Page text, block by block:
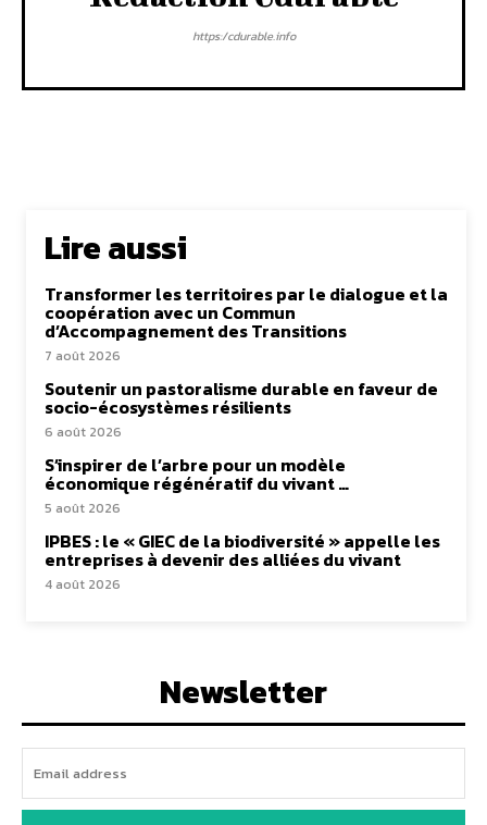
https:/cdurable.info
Lire aussi
Transformer les territoires par le dialogue et la
coopération avec un Commun
d’Accompagnement des Transitions
7 août 2026
Soutenir un pastoralisme durable en faveur de
socio-écosystèmes résilients
6 août 2026
S’inspirer de l’arbre pour un modèle
économique régénératif du vivant …
5 août 2026
IPBES : le « GIEC de la biodiversité » appelle les
entreprises à devenir des alliées du vivant
4 août 2026
Newsletter